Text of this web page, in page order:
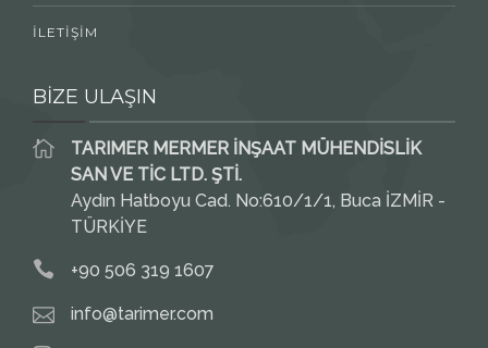
İLETİŞİM
BİZE ULAŞIN
TARIMER MERMER İNŞAAT MÜHENDİSLİK
SAN VE TİC LTD. ŞTİ.
Aydın Hatboyu Cad. No:610/1/1, Buca İZMİR -
TÜRKİYE
+90 506 319 1607
info@tarimer.com